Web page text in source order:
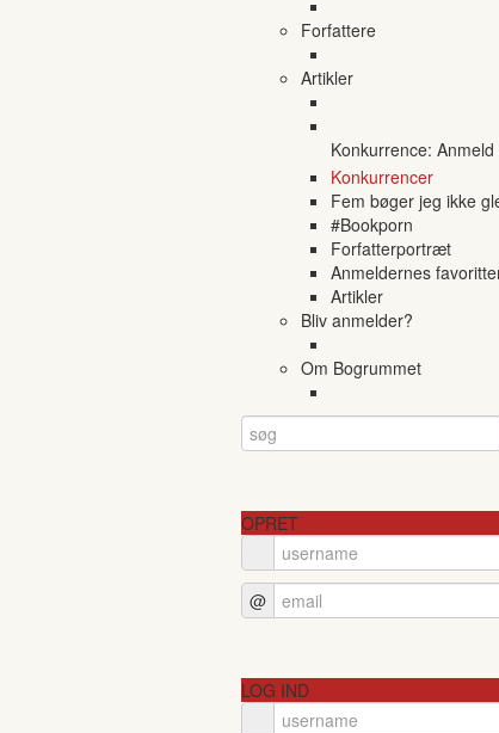
Forfattere
Artikler
Konkurrence: Anmeld
Konkurrencer
Fem bøger jeg ikke
#Bookporn
Forfatterportræt
Anmeldernes
Artikler
Bliv anmelder?
Om Bogrummet
OPRET
@
LOG IND